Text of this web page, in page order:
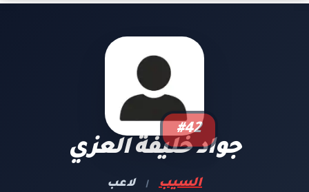
#42
جواد خليفة العزي
السيب | لاعب